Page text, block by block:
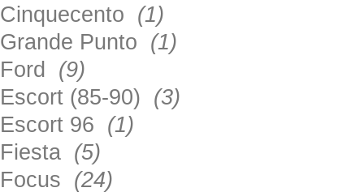
Cinquecento (1)
Grande Punto (1)
Ford (9)
Escort (85-90) (3)
Escort 96 (1)
Fiesta (5)
Focus (24)